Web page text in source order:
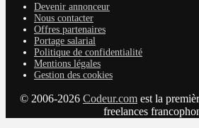
Devenir annonceur
Nous contacter
Offres partenaires
Portage salarial
Politique de confidentialité
Mentions légales
Gestion des cookies
© 2006-2026 Codeur.com est la
freelances